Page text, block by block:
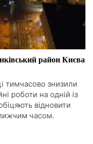
район Києва
тимчасово знизили
роботи на одній із
відновити
часом.